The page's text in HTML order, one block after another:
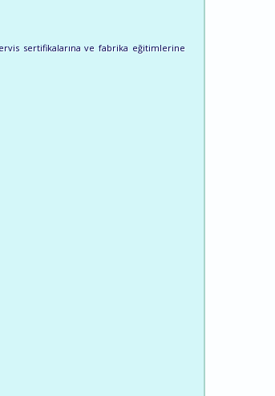
sertifikalarına ve fabrika eğitimlerine